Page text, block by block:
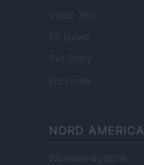
Viajar 365
ES Newz
Pet Story
Encocina
NORD AMERICA
Womanmagazine